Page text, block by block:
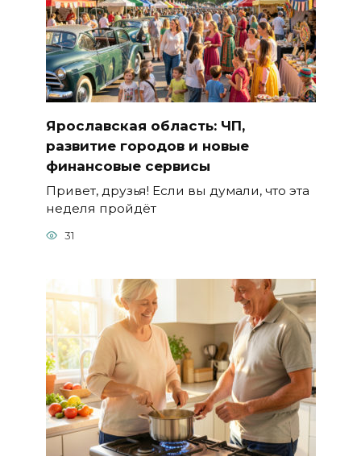
Ярославская область: ЧП,
развитие городов и новые
финансовые сервисы
Привет, друзья! Если вы думали, что эта
неделя пройдёт
31